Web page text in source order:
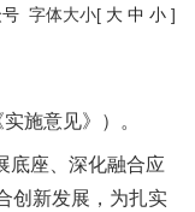
号 字体大小[ 大 中 小 ]
施意见》）。
座、深化融合应
创新发展，为扎实